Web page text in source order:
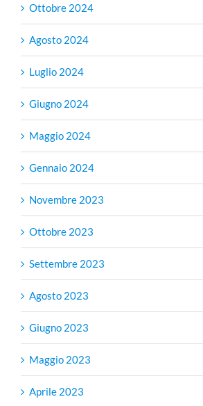
Ottobre 2024
Agosto 2024
Luglio 2024
Giugno 2024
Maggio 2024
Gennaio 2024
Novembre 2023
Ottobre 2023
Settembre 2023
Agosto 2023
Giugno 2023
Maggio 2023
Aprile 2023